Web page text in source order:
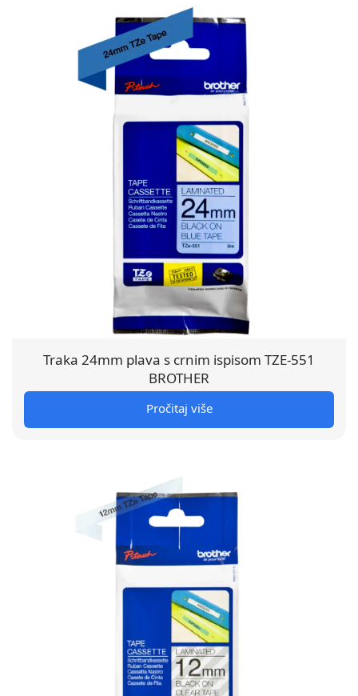
Traka 24mm plava s crnim ispisom TZE-551
BROTHER
Pročitaj više